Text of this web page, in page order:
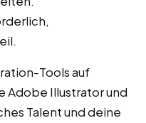
Tools auf
Adobe Illustrator und
Talent und deine